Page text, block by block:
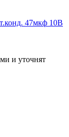
47мкф 10В
и уточнят